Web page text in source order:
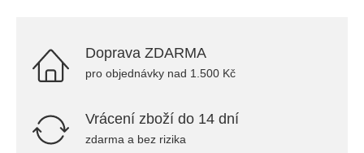
Doprava ZDARMA
pro objednávky nad 1.500 Kč
Vrácení zboží do 14 dní
zdarma a bez rizika